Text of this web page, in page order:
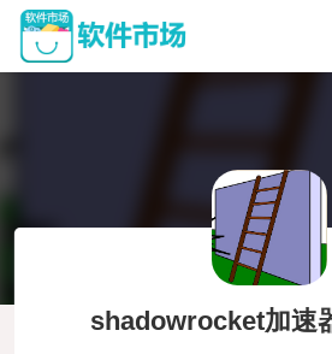
shadowrocket加速